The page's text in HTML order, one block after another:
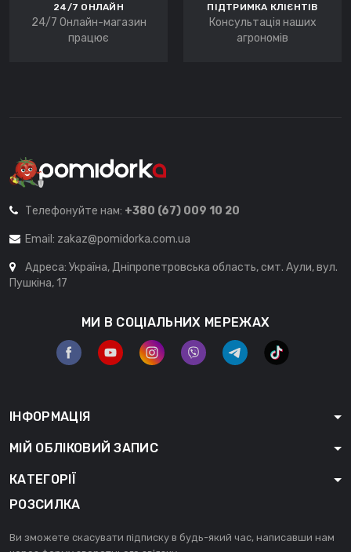
24/7 ОНЛАЙН
24/7 Онлайн-магазин
працює
ПІДТРИМКА КЛІЄНТІВ
Консультація наших
агрономів
Телефонуйте нам: +380 (67) 009 10 20
Email: zakaz@pomidorka.com.ua
Адреса: Україна, Дніпропетровська область, смт. Аули, вул.
Пушкіна, 17
МИ В СОЦІАЛЬНИХ МЕРЕЖАХ
ІНФОРМАЦІЯ
МІЙ ОБЛІКОВИЙ ЗАПИС
КАТЕГОРІЇ
РОЗСИЛКА
Ви зможете скасувати підписку в будь-який час, написавши нам